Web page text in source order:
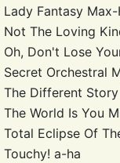
Lady Fantasy Max-
Not The Loving
Oh, Don't Lose
Secret Orchestral
The Different
The World Is You
Total Eclipse Of
Touchy! a-ha